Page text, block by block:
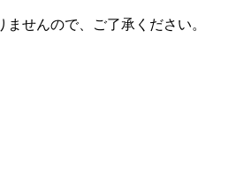
せんので、ご了承ください。